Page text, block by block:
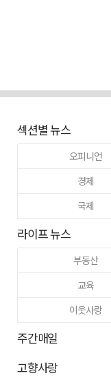
섹션별 뉴스
오피니언
경제
국제
라이프 뉴스
부동산
교육
이웃사랑
주간매일
고향사랑